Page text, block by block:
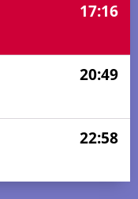
17:16
20:49
22:58